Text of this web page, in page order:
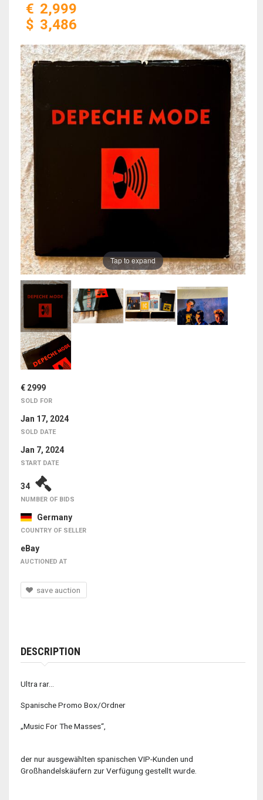
€ 2,999
$ 3,486
Tap to expand
€ 2999
SOLD FOR
Jan 17, 2024
SOLD DATE
Jan 7, 2024
START DATE
34
NUMBER OF BIDS
Germany
COUNTRY OF SELLER
eBay
AUCTIONED AT
save auction
DESCRIPTION
Ultra rar…
Spanische Promo Box/Ordner
„Music For The Masses“,
der nur ausgewählten spanischen VIP-Kunden und
Großhandelskäufern zur Verfügung gestellt wurde.